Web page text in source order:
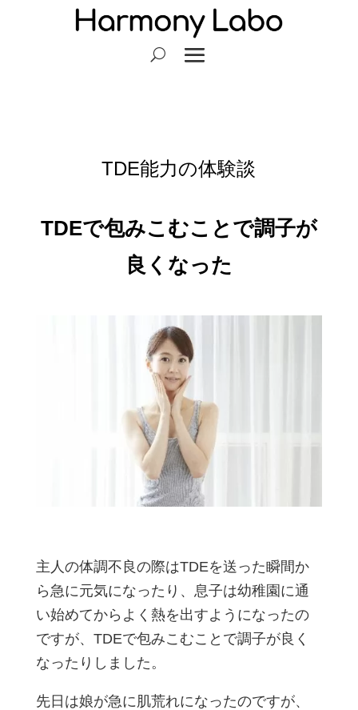
TDE能力の体験談
TDEで包みこむことで調子が
良くなった
主人の体調不良の際はTDEを送った瞬間か
ら急に元気になったり、息子は幼稚園に通
い始めてからよく熱を出すようになったの
ですが、TDEで包みこむことで調子が良く
なったりしました。
先日は娘が急に肌荒れになったのですが、